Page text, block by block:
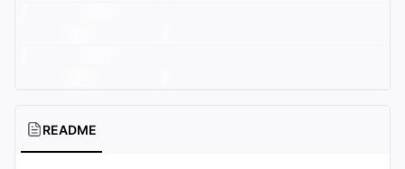
README